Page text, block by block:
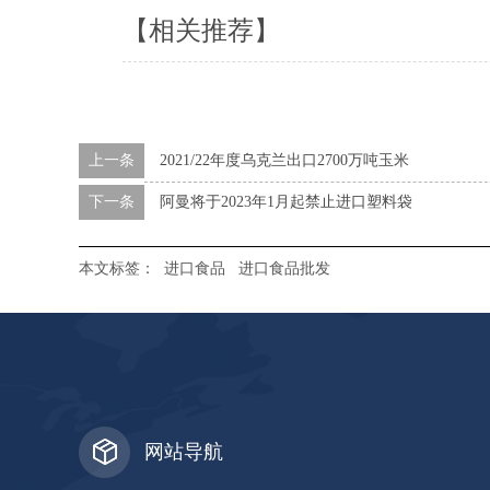
【相关推荐】
上一条 2021/22年度乌克兰出口2700万吨玉米
下一条 阿曼将于2023年1月起禁止进口塑料袋
本文标签： 进口食品 进口食品批发
网站导航